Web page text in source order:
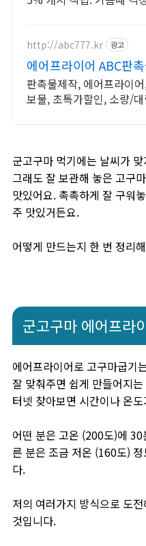
http://abc777.kr 광고
에어프라이어 ABC판
관공서 후결제
판촉물제작, 에어프라이
보물, 초특가할인, 소량/
군고구마 먹기에는 날씨가
그래도 잘 보관해 놓은 고구
맛있어요. 촉촉하게 잘 구워
주 맛있거든요.
어떻게 만드는지 한 번 정리
군고구마 에어프라
에어프라이어로 고구마굽기
잘 맞춰주면 쉽게 만들어지
터넷 찾아보면 시간이나 온
어떤 분은 고온 (200도)에
른 분은 조금 저온 (160도)
다.
저의 여러가지 방식으로 도
것입니다.